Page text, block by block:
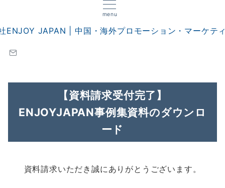
menu
【資料請求受付完了】
ENJOYJAPAN事例集資料のダウンロ
ード
資料請求いただき誠にありがとうございます。